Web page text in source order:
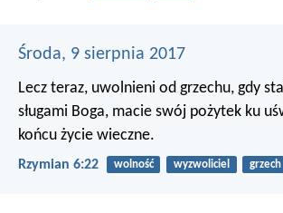
Środa, 9 sierpnia 2017
Lecz teraz, uwolnieni od grzechu, gdy
sługami Boga, macie swój pożytek ku
końcu życie wieczne.
Rzymian 6:22 wolność wyzwoliciel grzech